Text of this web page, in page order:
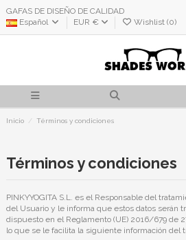
GAFAS DE DISEÑO DE CALIDAD
Español
EUR € Wishlist (0)
Inicio Términos y condiciones
Términos y condiciones
PINKYYOGITA S.L. es el Responsable del
del Usuario y le informa que estos datos serán
dispuesto en el Reglamento (UE) 2016/679 de
lo que se le facilita la siguiente información del